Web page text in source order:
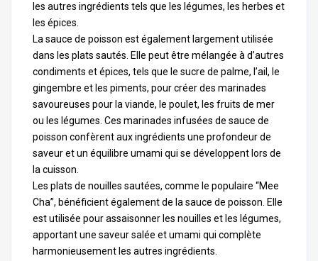
les autres ingrédients tels que les légumes, les herbes et
les épices.
La sauce de poisson est également largement utilisée
dans les plats sautés. Elle peut être mélangée à d’autres
condiments et épices, tels que le sucre de palme, l’ail, le
gingembre et les piments, pour créer des marinades
savoureuses pour la viande, le poulet, les fruits de mer
ou les légumes. Ces marinades infusées de sauce de
poisson confèrent aux ingrédients une profondeur de
saveur et un équilibre umami qui se développent lors de
la cuisson.
Les plats de nouilles sautées, comme le populaire “Mee
Cha”, bénéficient également de la sauce de poisson. Elle
est utilisée pour assaisonner les nouilles et les légumes,
apportant une saveur salée et umami qui complète
harmonieusement les autres ingrédients.